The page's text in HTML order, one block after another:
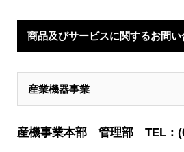
商品及びサービスに関するお問い
産業機器事業
産機事業本部 管理部 TEL：